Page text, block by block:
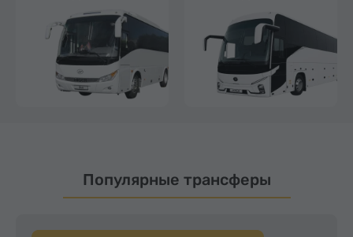
Популярные трансферы